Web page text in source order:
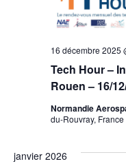
Tech Hour –
Rouen – 16/
16 décembre 2025
Normandie
du-Rouvray, France
janvier 2026